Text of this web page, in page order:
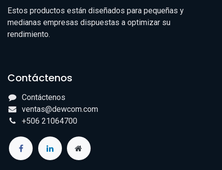
Estos productos están diseñados para pequeñas y
medianas empresas dispuestas a optimizar su
rendimiento.
Contáctenos
Contáctenos
ventas@dewcom.com
+506 21064700